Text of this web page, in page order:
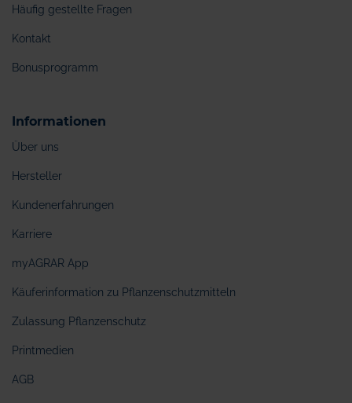
Häufig gestellte Fragen
Kontakt
Bonusprogramm
Informationen
Über uns
Hersteller
Kundenerfahrungen
Karriere
myAGRAR App
Käuferinformation zu Pflanzenschutzmitteln
Zulassung Pflanzenschutz
Printmedien
AGB